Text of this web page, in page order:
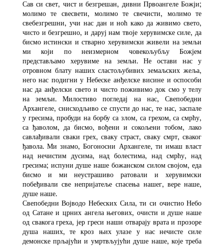
Сав си свет, чист и безгрешан, дивни Првоангеле Божји;
молимо те свесвети, молимо те свечисти, молимо те
свебезгрешни, учи нас дан и ноћ како да живимо свето,
чисто и безгрешно, и даруј нам твоје херувимске силе, да
бисмо истински и стварно херувимски живели на земљи
ми који по неизмерном човекољубљу Божјем
представљамо херувиме на земљи. Не остави нас у
отровном блату наших сластољубивих земаљских жеља,
него нас подигни у Небеске анђелске висине и оспособи
нас да анђелски свето и чисто поживимо док смо у телу
на земљи. Милостиво погледај на нас, Свепобедни
Архангеле, снисходљиво се спусти до нас, те нас, заспале
у гресима, пробуди на борбу са злом, са грехом, са смрћу,
са ђаволом, да бисмо, вођени и сокољени тобом, лако
савлађивали сваки грех, сваку страст, сваку смрт, сваког
ђавола. Ми знамо, Богоносни Архангеле, ти имаш власт
над нечистим дусима, над болестима, над смрћу, над
гресима; испуни душе наше божанском силом својом, еда
бисмо и ми неустрашиво ратовали и херувимски
побеђивали све непријатеље спасења нашег, вере наше,
душе наше.
Свепобедни Војводо Небеских Сила, ти си очистио Небо
од Сатане и црних ангела његових, очисти и душе наше
од свакога греха, јер греси наши отварају врата и прозоре
душа наших, те кроз њих улазе у нас нечисте силе
демонске прљајући и умртвљујући душе наше, које треба